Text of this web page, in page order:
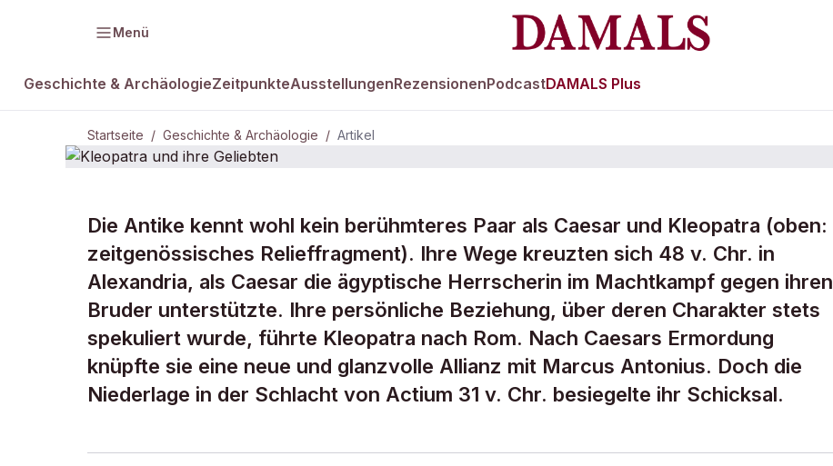
Menü
Geschichte & ArchäologieZeitpunkteAusstellungenRezensionenPodcastDAMALS Plus
Startseite / Geschichte & Archäologie / Artikel
GESCHICHTE & ARCHÄOLOGIE
Kleopatra und ihre
Geliebten
Die Antike kennt wohl kein berühmteres Paar als Caesar und Kleopatra (oben:
zeitgenössisches Relieffragment). Ihre Wege kreuzten sich 48 v. Chr. in
Alexandria, als Caesar die ägyptische Herrscherin im Machtkampf gegen ihren
Bruder unterstützte. Ihre persönliche Beziehung, über deren Charakter stets
spekuliert wurde, führte Kleopatra nach Rom. Nach Caesars Ermordung
knüpfte sie eine neue und glanzvolle Allianz mit Marcus Antonius. Doch die
Niederlage in der Schlacht von Actium 31 v. Chr. besiegelte ihr Schicksal.